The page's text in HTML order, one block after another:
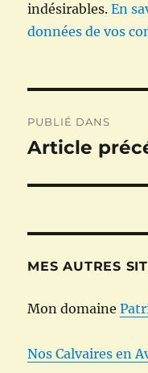
indésirables.En
données de vos
de
PUBLIÉ DANS
Article
MES AUTRES
Mon domaine
Nos Calvaires en